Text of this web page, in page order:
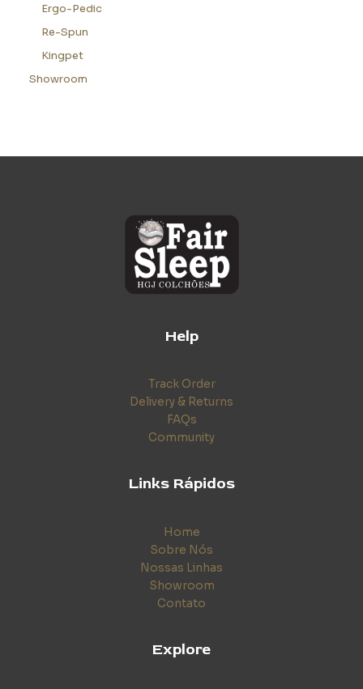
Ergo-Pedic
Re-Spun
Kingpet
Showroom
Help
Track Order
Delivery & Returns
FAQs
Community
Links Rápidos
Home
Sobre Nós
Nossas Linhas
Showroom
Contato
Explore